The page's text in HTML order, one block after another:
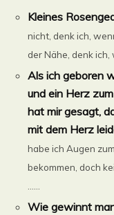
Kleines
nicht, denk ich,
der Nähe, denk ich,
Als ich geboren
und ein Herz
hat mir gesagt,
mit dem Herz
habe ich Augen
bekommen, doch
Wie gewinnt